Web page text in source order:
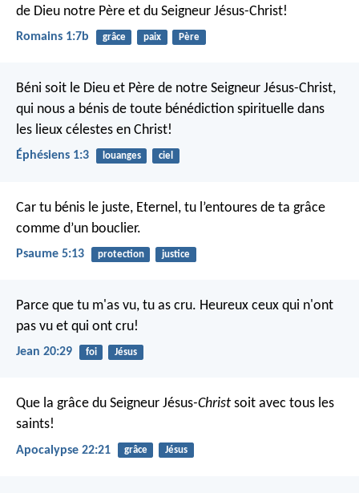
de Dieu notre Père et du Seigneur Jésus-Christ!
Romains 1:7b grâce paix Père
Béni soit le Dieu et Père de notre Seigneur Jésus-Christ,
qui nous a bénis de toute bénédiction spirituelle dans
les lieux célestes en Christ!
Éphésiens 1:3 louanges ciel
Car tu bénis le juste, Eternel, tu l’entoures de ta grâce
comme d’un bouclier.
Psaume 5:13 protection justice
Parce que tu m'as vu, tu as cru. Heureux ceux qui n'ont
pas vu et qui ont cru!
Jean 20:29 foi Jésus
Que la grâce du Seigneur Jésus-Christ soit avec tous les
saints!
Apocalypse 22:21 grâce Jésus